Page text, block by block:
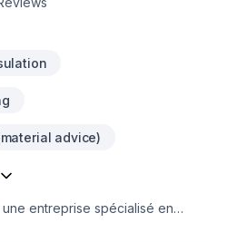
advice)
entreprise spécialisé en